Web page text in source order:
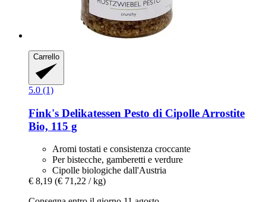
Carrello
5.0 (1)
Fink's Delikatessen Pesto di Cipolle Arrostite
Bio, 115 g
Aromi tostati e consistenza croccante
Per bistecche, gamberetti e verdure
Cipolle biologiche dall'Austria
€ 8,19 (€ 71,22 / kg)